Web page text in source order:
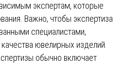
экспертам, которые
Важно, чтобы экспертиза
специалистами,
ювелирных изделий.
обычно включает